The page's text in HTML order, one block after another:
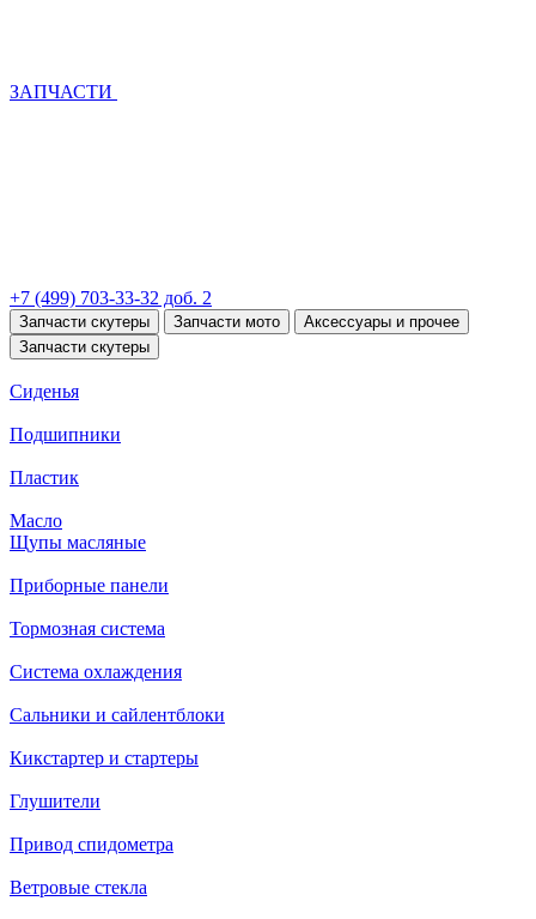
ЗАПЧАСТИ
+7 (499) 703-33-32 доб. 2
Запчасти скутеры Запчасти мото
Аксессуары и прочее
Запчасти скутеры
Сиденья
Подшипники
Пластик
Масло
Щупы масляные
Приборные панели
Тормозная система
Система охлаждения
Сальники и сайлентблоки
Кикстартер и стартеры
Глушители
Привод спидометра
Ветровые стекла